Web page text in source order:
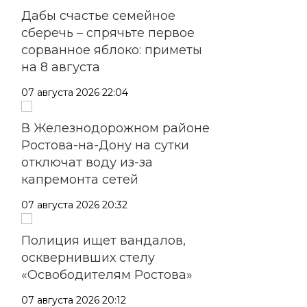
Дабы счастье семейное
сберечь – спрячьте первое
сорванное яблоко: приметы
на 8 августа
07 августа 2026 22:04
В Железнодорожном районе
Ростова-на-Дону на сутки
отключат воду из-за
капремонта сетей
07 августа 2026 20:32
Полиция ищет вандалов,
осквернивших стелу
«Освободителям Ростова»
07 августа 2026 20:12